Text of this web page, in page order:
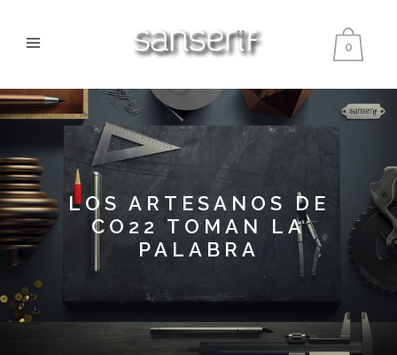
0
LOS ARTESANOS DE
CO22 TOMAN LA
PALABRA